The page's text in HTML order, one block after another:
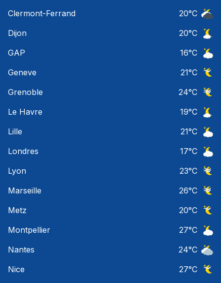
Clermont-Ferrand
20°C
Dijon
20°C
GAP
16°C
Geneve
21°C
Grenoble
24°C
Le Havre
19°C
Lille
21°C
Londres
17°C
Lyon
23°C
Marseille
26°C
Metz
20°C
Montpellier
27°C
Nantes
24°C
Nice
27°C